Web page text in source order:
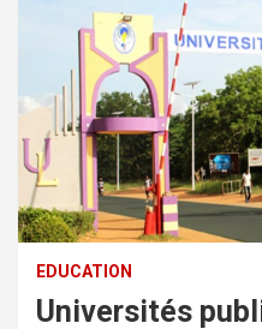
EDUCATION
Universités